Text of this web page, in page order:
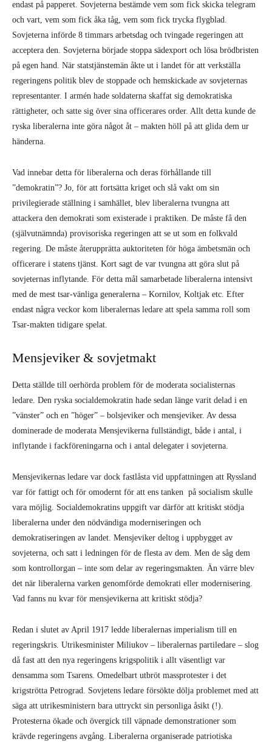
endast på papperet. Sovjeterna bestämde vem som fick skicka telegram
och vart, vem som fick åka tåg, vem som fick trycka flygblad.
Sovjeterna införde 8 timmars arbetsdag och tvingade regeringen att
acceptera den. Sovjeterna började stoppa sädexport och lösa brödbristen
på egen hand. När statstjänstemän åkte ut i landet för att verkställa
regeringens politik blev de stoppade och hemskickade av sovjeternas
representanter. I armén hade soldaterna skaffat sig demokratiska
rättigheter, och satte sig över sina officerares order. Allt detta kunde de
ryska liberalerna inte göra något åt – makten höll på att glida dem ur
händerna.
Vad innebar detta för liberalerna och deras förhållande till
”demokratin”? Jo, för att fortsätta kriget och slå vakt om sin
privilegierade ställning i samhället, blev liberalerna tvungna att
attackera den demokrati som existerade i praktiken. De måste få den
(självutnämnda) provisoriska regeringen att se ut som en folkvald
regering. De måste återupprätta auktoriteten för höga ämbetsmän och
officerare i statens tjänst. Kort sagt de var tvungna att göra slut på
sovjeternas inflytande. För detta mål samarbetade liberalerna intensivt
med de mest tsar-vänliga generalerna – Kornilov, Koltjak etc. Efter
endast några veckor kom liberalernas ledare att spela samma roll som
Tsar-makten tidigare spelat.
Mensjeviker & sovjetmakt
Detta ställde till oerhörda problem för de moderata socialisternas
ledare. Den ryska socialdemokratin hade sedan länge varit delad i en
”vänster” och en ”höger” – bolsjeviker och mensjeviker. Av dessa
dominerade de moderata Mensjevikerna fullständigt, både i antal, i
inflytande i fackföreningarna och i antal delegater i sovjeterna.
Mensjevikernas ledare var dock fastlåsta vid uppfattningen att Ryssland
var för fattigt och för omodernt för att ens tanken på socialism skulle
vara möjlig. Socialdemokratins uppgift var därför att kritiskt stödja
liberalerna under den nödvändiga moderniseringen och
demokratiseringen av landet. Mensjeviker deltog i uppbygget av
sovjeterna, och satt i ledningen för de flesta av dem. Men de såg dem
som kontrollorgan – inte som delar av regeringsmakten. Än värre blev
det när liberalerna varken genomförde demokrati eller modernisering.
Vad fanns nu kvar för mensjevikerna att kritiskt stödja?
Redan i slutet av April 1917 ledde liberalernas imperialism till en
regeringskris. Utrikesminister Miliukov – liberalernas partiledare – slog
då fast att den nya regeringens krigspolitik i allt väsentligt var
densamma som Tsarens. Omedelbart utbröt massprotester i det
krigströtta Petrograd. Sovjetens ledare försökte dölja problemet med att
säga att utrikesministern bara uttryckt sin personliga åsikt (!).
Protesterna ökade och övergick till väpnade demonstrationer som
krävde regeringens avgång. Liberalerna organiserade patriotiska